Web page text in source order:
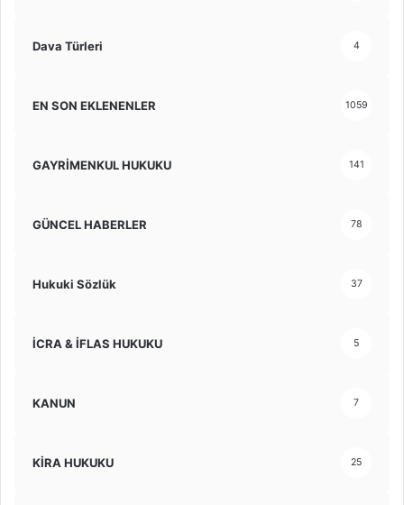
Dava Türleri 4
EN SON EKLENENLER 1059
GAYRİMENKUL HUKUKU 141
GÜNCEL HABERLER 78
Hukuki Sözlük 37
İCRA & İFLAS HUKUKU 5
KANUN 7
KİRA HUKUKU 25